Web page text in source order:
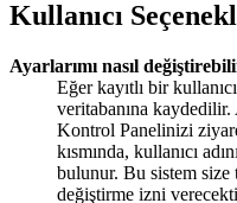
Kullanıcı
Ayarlarımı nasıl
Eğer kayıtlı bir
veritabanına kaydedilir.
Kontrol Panelinizi
kısmında, kullanıcı
bulunur. Bu sistem size
değiştirme izni